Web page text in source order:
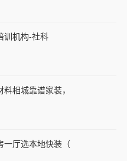
训机构-社科
相城靠谱家装，
一厅选本地快装（